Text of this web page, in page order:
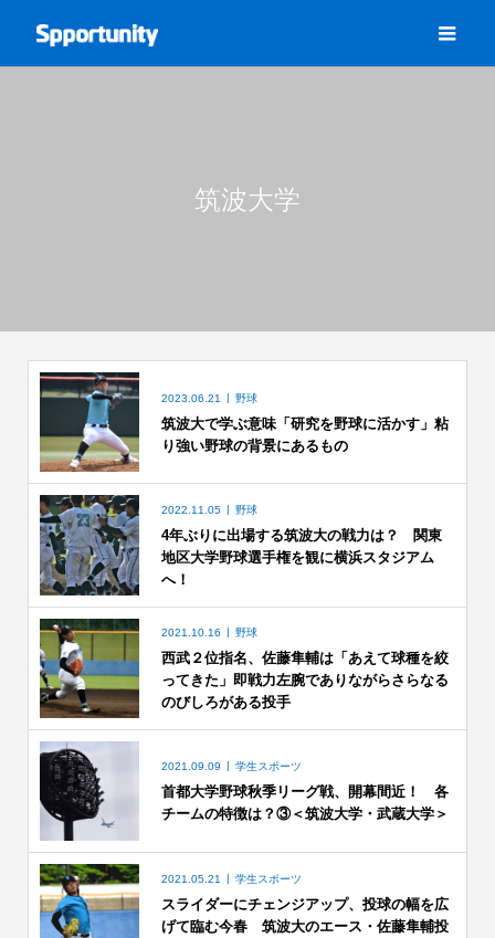
筑波大学
2023.06.21 野球
筑波大で学ぶ意味「研究を野球に活かす」粘
り強い野球の背景にあるもの
2022.11.05 野球
4年ぶりに出場する筑波大の戦力は？ 関東
地区大学野球選手権を観に横浜スタジアム
へ！
2021.10.16 野球
西武２位指名、佐藤隼輔は「あえて球種を絞
ってきた」即戦力左腕でありながらさらなる
のびしろがある投手
2021.09.09 学生スポーツ
首都大学野球秋季リーグ戦、開幕間近！ 各
チームの特徴は？③＜筑波大学・武蔵大学＞
2021.05.21 学生スポーツ
スライダーにチェンジアップ、投球の幅を広
げて臨む今春 筑波大のエース・佐藤隼輔投